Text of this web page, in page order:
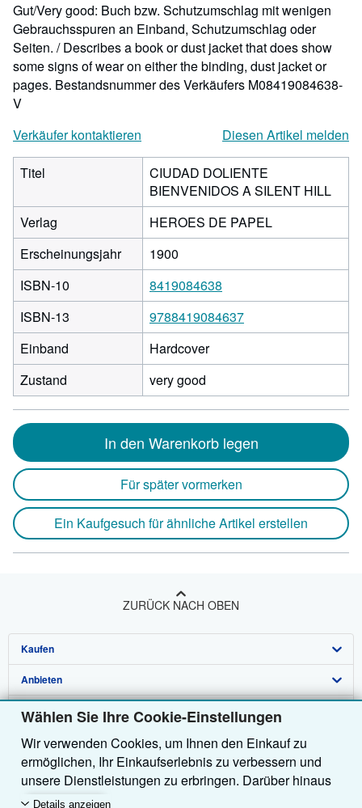
Wählen Sie Ihre Cookie-Einstellungen
Wir verwenden Cookies, um Ihnen den Einkauf zu
ermöglichen, Ihr Einkaufserlebnis zu verbessern und
unsere Dienstleistungen zu erbringen. Darüber hinaus
verwenden wir Cookies, um nachzuvollziehen, wie
Details anzeigen
Gut/Very good: Buch bzw. Schutzumschlag mit wenigen
Gebrauchsspuren an Einband, Schutzumschlag oder
Seiten. / Describes a book or dust jacket that does show
some signs of wear on either the binding, dust jacket or
pages. Bestandsnummer des Verkäufers M08419084638-
V
Verkäufer kontaktieren
Diesen Artikel melden
Titel
CIUDAD DOLIENTE
BIENVENIDOS A SILENT HILL
Verlag
HEROES DE PAPEL
Erscheinungsjahr
1900
ISBN-10
8419084638
ISBN-13
9788419084637
Einband
Hardcover
Zustand
very good
In den Warenkorb legen
Für später vormerken
Ein Kaufgesuch für ähnliche Artikel erstellen
ZURÜCK NACH OBEN
Kaufen
Detailsuche
Sammlungen
Nutzerkonto
Meine Bestellungen
Warenkorb
Anbieten
Verkäufer werden
Partnerprogramm
Empfehlen Sie einen Verkäufer
Über uns
Über uns / Impressum
Presse
Karriere
Hilfe
Hilfebereich
Kundenservice
Weitere AbeBooks Unternehmen
AbeBooks.com
AbeBooks folgen